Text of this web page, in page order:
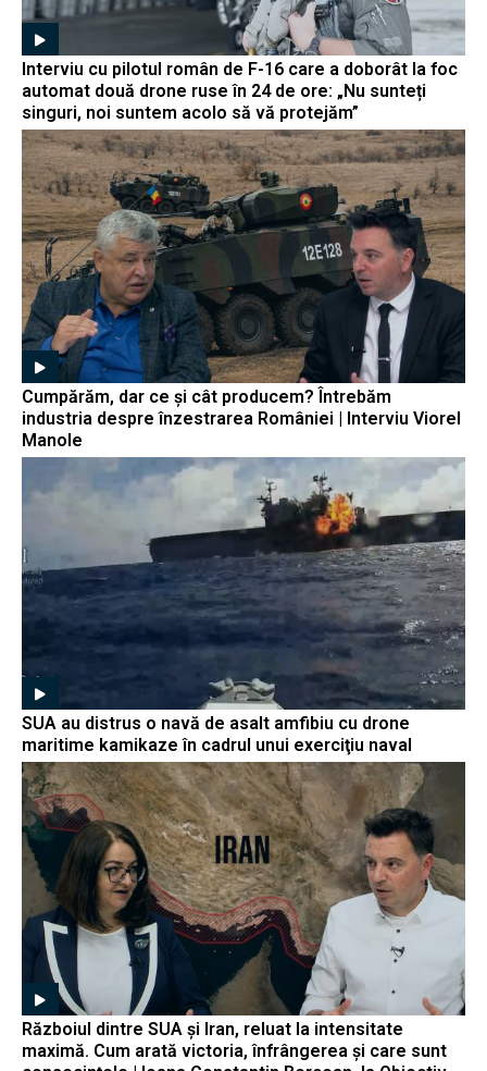
Interviu cu pilotul român de F-16 care a doborât la foc
automat două drone ruse în 24 de ore: „Nu sunteți
singuri, noi suntem acolo să vă protejăm”
Cumpărăm, dar ce și cât producem? Întrebăm
industria despre înzestrarea României | Interviu Viorel
Manole
SUA au distrus o navă de asalt amfibiu cu drone
maritime kamikaze în cadrul unui exerciţiu naval
Războiul dintre SUA și Iran, reluat la intensitate
maximă. Cum arată victoria, înfrângerea și care sunt